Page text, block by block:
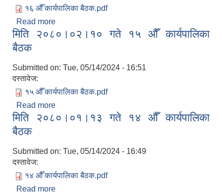
१६ औँ कार्यपालिका बैठक.pdf
Read more
मिति २०८०।०२।१० गते १५ ‌औँ कार्यपालिका
बैठक
Submitted on: Tue, 05/14/2024 - 16:51
दस्तावेज:
१५ औँ कार्यपालिका बैठक.pdf
Read more
मिति २०८०।०१।१३ गते १४ ‌औँ कार्यपालिका
बैठक
Submitted on: Tue, 05/14/2024 - 16:49
दस्तावेज:
१४ औँ कार्यपालिका बैठक.pdf
Read more